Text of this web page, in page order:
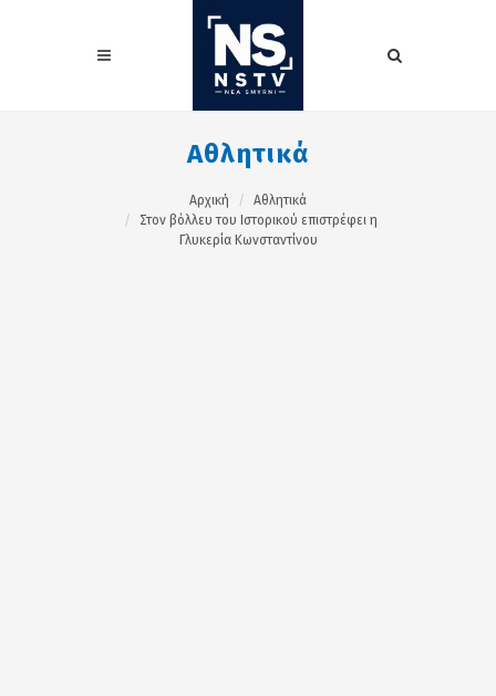
Αθλητικά
Αρχική
Αθλητικά
Στον βόλλευ του Ιστορικού επιστρέφει η
Γλυκερία Κωνσταντίνου